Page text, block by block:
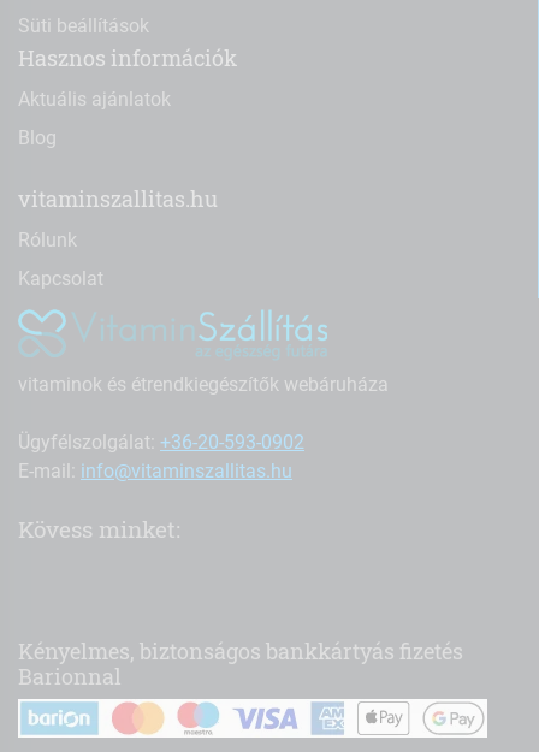
Süti beállítások
Hasznos információk
Aktuális ajánlatok
Blog
vitaminszallitas.hu
Rólunk
Kapcsolat
vitaminok és étrendkiegészítők webáruháza
Ügyfélszolgálat: +36-20-593-0902
E-mail: info@vitaminszallitas.hu
Kövess minket:
Kényelmes, biztonságos bankkártyás fizetés
Barionnal